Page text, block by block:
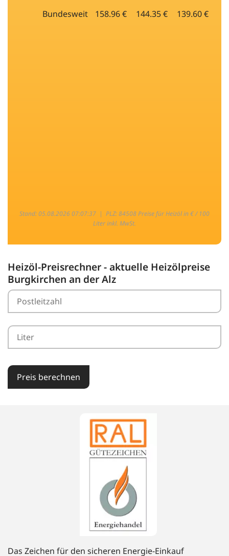
Bundesweit 158.96 € 144.35 € 139.60 €
Stand: 05.08.2026 07:07:37 | PLZ: 84508 Preise für Heizöl in € / 100
Liter inkl. MwSt.
Heizöl-Preisrechner - aktuelle Heizölpreise
Burgkirchen an der Alz
Preis berechnen
Das Zeichen für den sicheren Energie-Einkauf